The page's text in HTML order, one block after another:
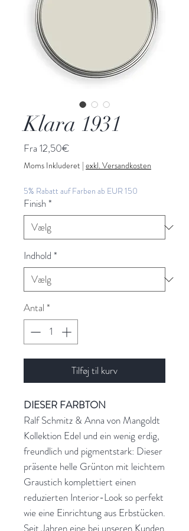
Klara 1931
Fra 12,50€
Moms Inkluderet | exkl. Versandkosten
5% Rabatt auf Farben ab EUR 150
Finish*
Indhold *
Antal *
Tilføj til kurv
DIESER FARBTON
Ralf Schmitz & Anna von Mangoldt
Kollektion Edel und ein wenig erdig,
freundlich und pigmentstark: Dieser
präsente helle Grünton mit leichtem
Graustich komplettiert einen
reduzierten Interior-Look so perfekt
wie eine Einrichtung aus Erbstücken.
Seit Jahren eine bei unseren Kunden